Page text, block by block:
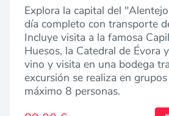
Explora la capital del
día completo con transporte
Incluye visita a la famosa
Huesos, la Catedral de Évora
vino y visita en una bodega
excursión se realiza en
máximo 8 personas.